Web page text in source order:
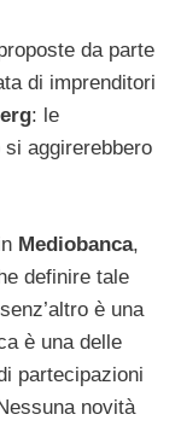
da parte
di imprenditori
: le
aggirerebbero
Mediobanca,
definire tale
è una
è una delle
partecipazioni
novità